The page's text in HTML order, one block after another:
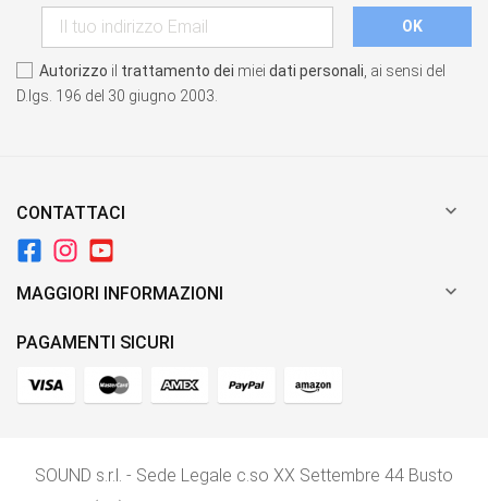
Autorizzo il trattamento dei miei dati personali , ai sensi del
D.lgs. 196 del 30 giugno 2003.
CONTATTACI 
MAGGIORI INFORMAZIONI 
PAGAMENTI SICURI
SOUND s.r.l. - Sede Legale c.so XX Settembre 44 Busto